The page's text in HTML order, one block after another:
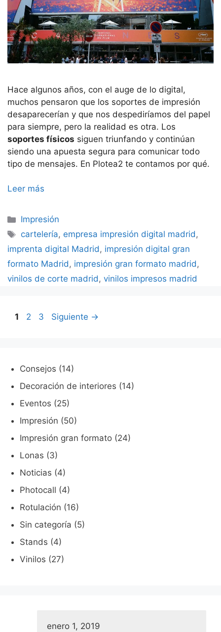
Hace algunos años, con el auge de lo digital,
muchos pensaron que los soportes de impresión
desaparecerían y que nos despediríamos del papel
para siempre, pero la realidad es otra. Los
soportes físicos siguen triunfando y continúan
siendo una apuesta segura para comunicar todo
tipo de mensajes. En Plotea2 te contamos por qué.
Leer más
Categorías
Impresión
Etiquetas
cartelería, empresa impresión digital madrid,
imprenta digital Madrid, impresión digital gran
formato Madrid, impresión gran formato madrid,
vinilos de corte madrid, vinilos impresos madrid
Página
1 Página
2 Página
3 Siguiente →
Consejos (14)
Decoración de interiores (14)
Eventos (25)
Impresión (50)
Impresión gran formato (24)
Lonas (3)
Noticias (4)
Photocall (4)
Rotulación (16)
Sin categoría (5)
Stands (4)
Vinilos (27)
enero 1, 2019